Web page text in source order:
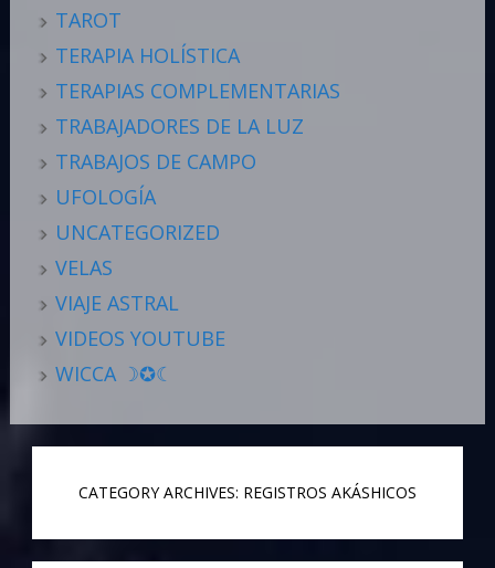
TAROT
TERAPIA HOLÍSTICA
TERAPIAS COMPLEMENTARIAS
TRABAJADORES DE LA LUZ
TRABAJOS DE CAMPO
UFOLOGÍA
UNCATEGORIZED
VELAS
VIAJE ASTRAL
VIDEOS YOUTUBE
WICCA ☽✪☾
CATEGORY ARCHIVES: REGISTROS AKÁSHICOS